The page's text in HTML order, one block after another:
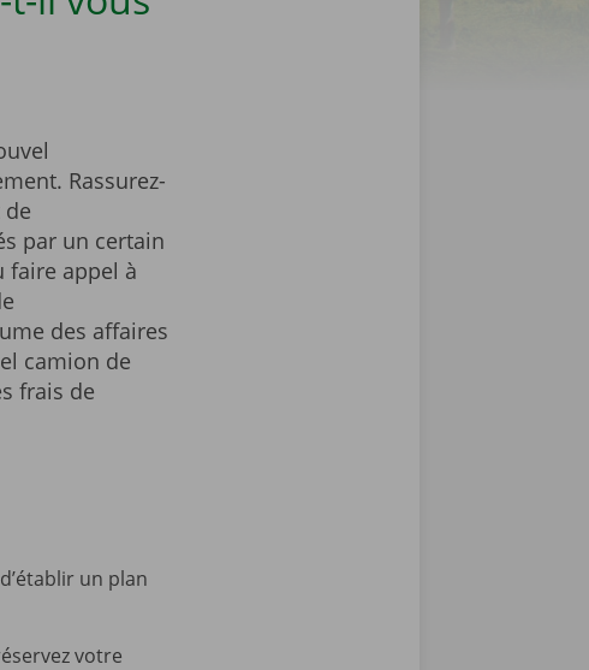
Rassurez-
par un certain
faire appel à
des affaires
camion de
frais de
un plan
votre